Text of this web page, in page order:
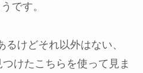
です。
けどそれ以外はない、
けたこちらを使って見ま